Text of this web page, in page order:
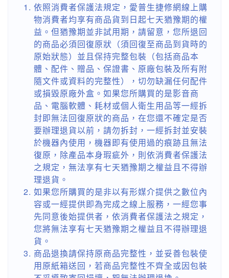
依照消費者保護法規定，愛普生捷修網線上購
物消費者均享有商品貨到日起七天猶豫期的權
益。但猶豫期並非試用期，請留意，您所退回
的商品必須回復原狀（須回復至商品到貨時的
原始狀態）並且保持完整包裝（包括商品本
體、配件、贈品、保證書、原廠包裝及所有附
隨文件或資料的完整性），切勿缺漏任何配件
或損毀原廠外盒。如果您所購買的是影音商
品、電腦軟體、耗材或個人衛生用品等一經拆
封即無法回復原狀的商品，在您還不確定是否
要辦理退貨以前，請勿拆封，一經拆封並安裝
於機器內使用，機器即有使用過的痕跡且無法
復原，除產品本身瑕疵外，則依消費者保護法
之規定，無法享有七天猶豫期之權益且不得辦
理退貨。
如果您所購買的是非以有形媒介提供之數位內
容或一經提供即為完成之線上服務，一經您事
先同意後始提供者，依消費者保護法之規定，
您將無法享有七天猶豫期之權益且不得辦理退
貨。
商品退換請保持原商品完整性，並妥善包裝使
用原紙箱送回，若商品完整性不齊全或因包裝